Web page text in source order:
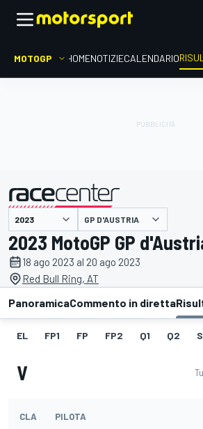
MOTOGP HOMENOTIZIECALENDARIO
presentato da GP D'AUSTRIA
2023 MotoGP GP
18 ago 2023 al 20 ago 2023
Red Bull Ring, AT
PanoramicaCommento in diretta
EL FP1 FP FP2 Q1 Q2
V
CLA PILOTA